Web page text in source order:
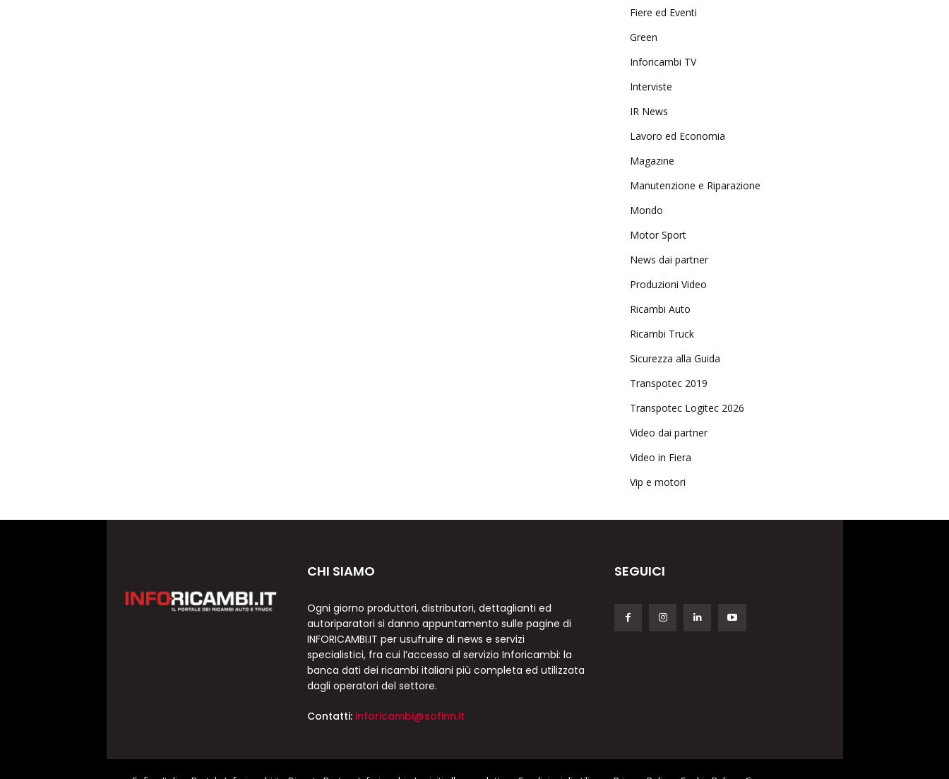
Fiere ed Eventi
Green
Inforicambi TV
Interviste
IR News
Lavoro ed Economia
Magazine
Manutenzione e Riparazione
Mondo
Motor Sport
News dai partner
Produzioni Video
Ricambi Auto
Ricambi Truck
Sicurezza alla Guida
Transpotec 2019
Transpotec Logitec 2026
Video dai partner
Video in Fiera
Vip e motori
CHI SIAMO
Ogni giorno produttori, distributori, dettaglianti ed
autoriparatori si danno appuntamento sulle pagine di
INFORICAMBI.IT per usufruire di news e servizi
specialistici, fra cui l’accesso al servizio Inforicambi: la
banca dati dei ricambi italiani più completa ed utilizzata
dagli operatori del settore.
Contatti: inforicambi@sofinn.it
SEGUICI